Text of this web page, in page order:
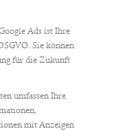
Ads ist Ihre
Sie können
für die Zukunft
umfassen Ihre
mit Anzeigen